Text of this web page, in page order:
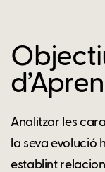
Analitzar les
la seva evolució
establint